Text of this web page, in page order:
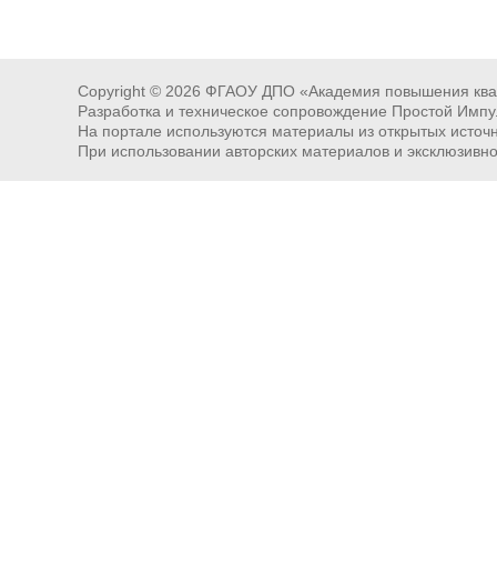
Copyright © 2026 ФГАОУ ДПО «Академия повышения
Разработка и техническое сопровождение Простой
На портале используются материалы из открытых
При использовании авторских материалов и